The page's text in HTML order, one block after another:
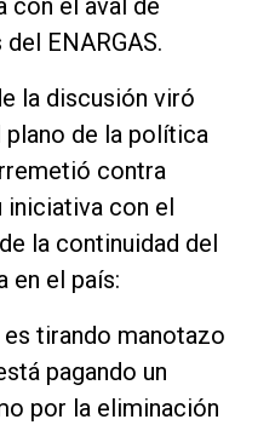
con el aval de
ENARGAS.
la discusión viró
plano de la política
contra
iniciativa con el
la continuidad del
en el país:
tirando manotazo
pagando un
por la eliminación